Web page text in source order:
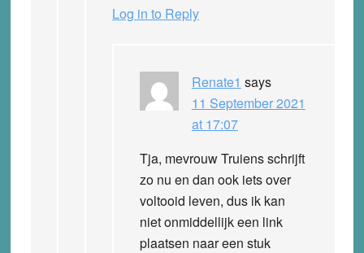
Log in to Reply
Renate1 says
11 September 2021
at 17:07
Tja, mevrouw Truiens schrijft
zo nu en dan ook iets over
voltooid leven, dus ik kan
niet onmiddellijk een link
plaatsen naar een stuk